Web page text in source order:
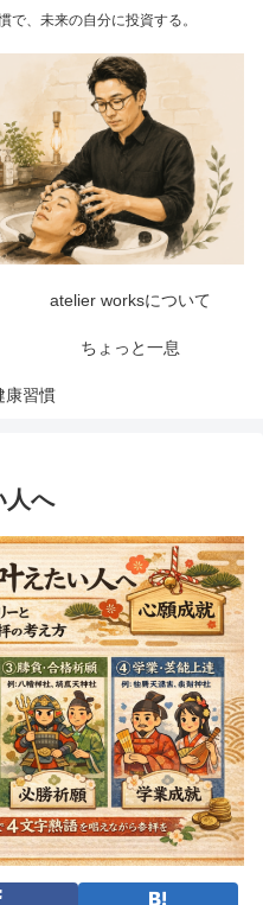
で、未来の自分に投資する。
atelier worksについて
ちょっと一息
康習慣
人へ